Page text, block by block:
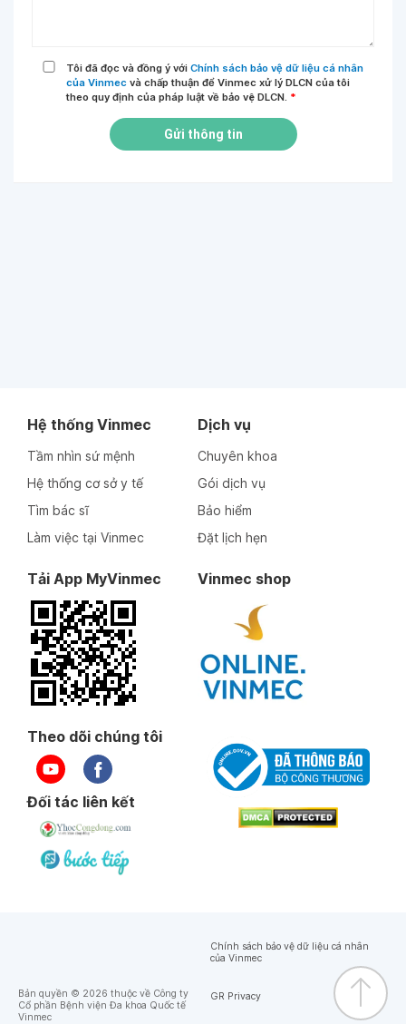
Tôi đã đọc và đồng ý với Chính sách bảo vệ dữ liệu cá nhân
của Vinmec và chấp thuận để Vinmec xử lý DLCN của tôi
theo quy định của pháp luật về bảo vệ DLCN. *
Gửi thông tin
Hệ thống Vinmec
Tầm nhìn sứ mệnh
Hệ thống cơ sở y tế
Tìm bác sĩ
Làm việc tại Vinmec
Dịch vụ
Chuyên khoa
Gói dịch vụ
Bảo hiểm
Đặt lịch hẹn
Tải App MyVinmec Vinmec shop
Theo dõi chúng tôi
Đối tác liên kết
Bản quyền © 2026 thuộc về Công ty
Cổ phần Bệnh viện Đa khoa Quốc tế
Vinmec
Chính sách bảo vệ dữ liệu cá nhân
của Vinmec
GR Privacy